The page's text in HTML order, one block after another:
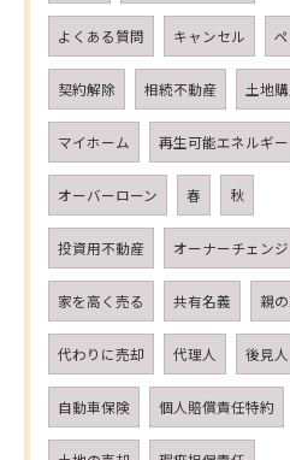
よくある質問 キャンセル
契約解除 相続不動産 土地
マイホーム 再生可能エネルギー
オーバーローン 春 秋
投資用不動産 オーナーチェンジ
家を高く売る 共有名義 親
代わりに売却 代理人 後見人
自動車保険 個人賠償責任特約